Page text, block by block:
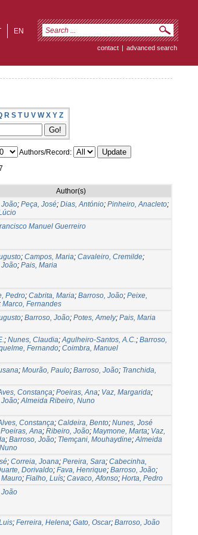
EN
contact | advanced search
R S T U V W X Y Z
Authors/Record:
Author(s)
João; Peça, José; Dias, António; Pinheiro, Anacleto;
Manuel Guerreiro
; Campos, Maria; Cavaleiro, Cremilde;
João; Pais, Maria
Pedro; Cabrita, Maria; Barroso, João; Peixe,
Marco, Fernandes
; Barroso, João; Potes, Amely; Pais, Maria
; Nunes, Claudia;Agulheiro-Santos, A.C.; Barroso,
Fernando; Coimbra, Manuel
; Mourão, Paulo; Barroso, João; Tranchida,
Constança; Poeiras, Ana; Vaz, Margarida;
João;Almeida Ribeiro, Nuno
Constança; Caldeira, Bento; Nunes, José
Poeiras, Ana; Ribeiro, João; Maymone, Marta; Vaz,
; Barroso, João; Tlemçani, Mouhaydine;Almeida
; Correia, Joana; Pereira, Sara; Cabecinha,
Dorivaldo; Fava, Henrique; Barroso, João;
; Fialho, Luís; Cavaco, Afonso; Horta, Pedro
João
; Ferreira, Helena; Gato, Oscar; Barroso, João